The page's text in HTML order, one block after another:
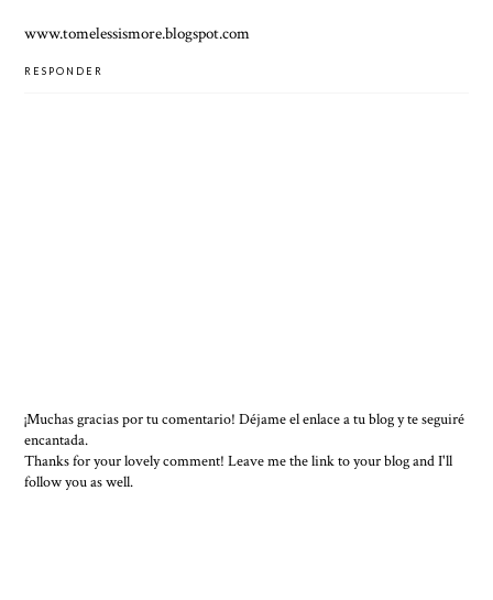
www.tomelessismore.blogspot.com
RESPONDER
¡Muchas gracias por tu comentario! Déjame el enlace a tu blog y te seguiré
encantada.
Thanks for your lovely comment! Leave me the link to your blog and I'll
follow you as well.